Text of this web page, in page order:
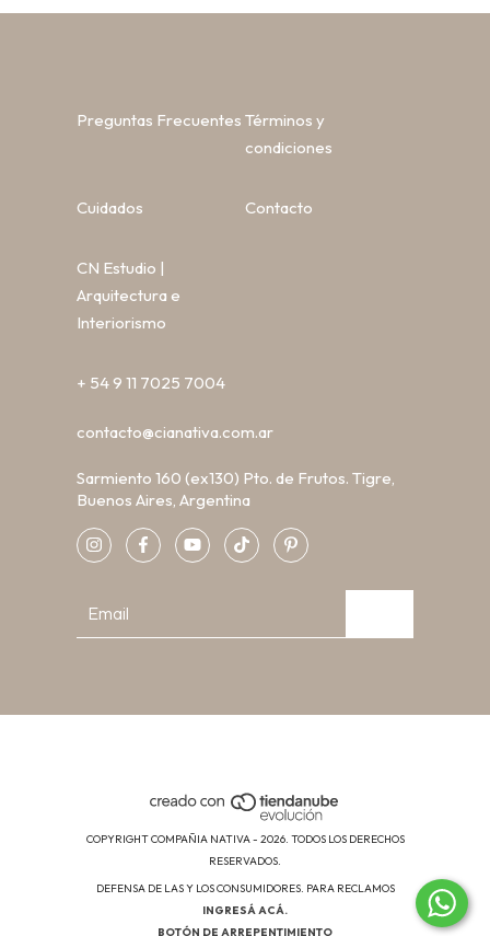
Preguntas Frecuentes Términos y
condiciones
Cuidados Contacto
CN Estudio |
Arquitectura e
Interiorismo
+ 54 9 11 7025 7004
contacto@cianativa.com.ar
Sarmiento 160 (ex130) Pto. de Frutos. Tigre,
Buenos Aires, Argentina
COPYRIGHT COMPAÑIA NATIVA - 2026. TODOS LOS DERECHOS
RESERVADOS.
DEFENSA DE LAS Y LOS CONSUMIDORES. PARA RECLAMOS
INGRESÁ ACÁ.
BOTÓN DE ARREPENTIMIENTO